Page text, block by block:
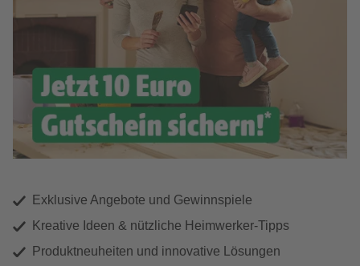
Exklusive Angebote und Gewinnspiele
Kreative Ideen & nützliche Heimwerker-Tipps
Produktneuheiten und innovative Lösungen